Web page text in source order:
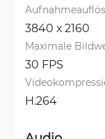
3840 х 2160
Maximale
30 FPS
H.264